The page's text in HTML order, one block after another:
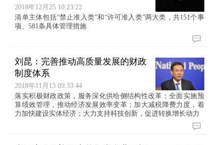
2018年12月25 10:23:22
清单主体包括“禁止准入类”和“许可准入类”两大类，共151个事
项、581条具体管理措施
刘昆：完善推动高质量发展的财政
制度体系
2018年11月13 09:33:44
落实积极财政政策，服务深化供给侧结构性改革；全面实施预
算绩效管理，推动经济发展效率变革；加大减税降费力度，着
力加快建设实体经济；大力支持科技创新，促进转换增长动力